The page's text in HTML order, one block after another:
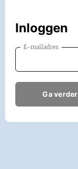
Inloggen
E-mailadres
Ga verder